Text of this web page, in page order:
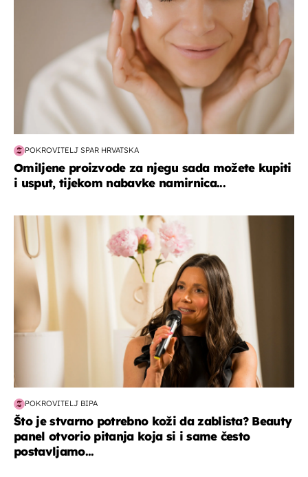
POKROVITELJ SPAR HRVATSKA
Omiljene proizvode za njegu sada možete kupiti
i usput, tijekom nabavke namirnica...
moda & ljepota
POKROVITELJ BIPA
Što je stvarno potrebno koži da zablista? Beauty
panel otvorio pitanja koja si i same često
postavljamo...